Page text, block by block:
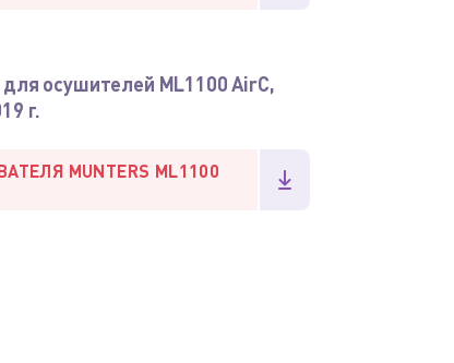
осушителей ML1100 AirC,
г.
MUNTERS ML1100